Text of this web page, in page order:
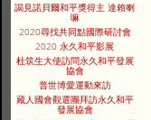
謁見諾貝爾和平獎得主 達賴喇
嘛
2020尋找共同點國際研討會
2020 永久和平影展
杜筑生大使訪問永久和平發展
協會
普世博愛運動來訪
藏人國會觀選團拜訪永久和平
發展協會